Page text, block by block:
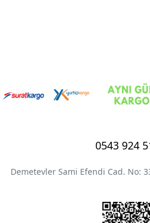
0543 924
Demetevler Sami Efendi Cad. No: